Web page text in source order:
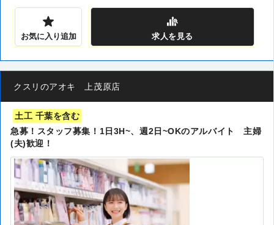
お気に入り追加 求人 を見る
クスリのアオキ 上茂原店
土工 千葉を含む
急募！スタッフ募集！1日3H~、週2日~OKのアルバイト 主婦
(夫)歓迎！